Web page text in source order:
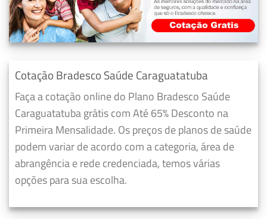
Cotação Bradesco Saúde Caraguatatuba
Faça a cotação online do Plano Bradesco Saúde
Caraguatatuba grátis com Até 65% Desconto na
Primeira Mensalidade. Os preços de planos de saúde
podem variar de acordo com a categoria, área de
abrangência e rede credenciada, temos várias
opções para sua escolha.